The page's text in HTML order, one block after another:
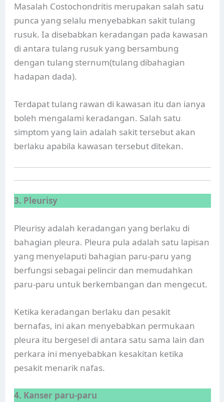
Masalah Costochondritis merupakan salah satu
punca yang selalu menyebabkan sakit tulang
rusuk. Ia disebabkan keradangan pada kawasan
di antara tulang rusuk yang bersambung
dengan tulang sternum(tulang dibahagian
hadapan dada).
Terdapat tulang rawan di kawasan itu dan ianya
boleh mengalami keradangan. Salah satu
simptom yang lain adalah sakit tersebut akan
berlaku apabila kawasan tersebut ditekan.
3. Pleurisy
Pleurisy adalah keradangan yang berlaku di
bahagian pleura. Pleura pula adalah satu lapisan
yang menyelaputi bahagian paru-paru yang
berfungsi sebagai pelincir dan memudahkan
paru-paru untuk berkembangan dan mengecut.
Ketika keradangan berlaku dan pesakit
bernafas, ini akan menyebabkan permukaan
pleura itu bergesel di antara satu sama lain dan
perkara ini menyebabkan kesakitan ketika
pesakit menarik nafas.
4. Kanser paru-paru